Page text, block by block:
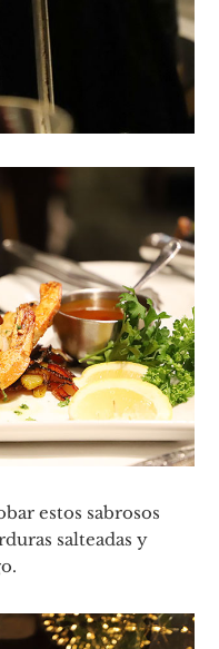
estos sabrosos
salteadas y